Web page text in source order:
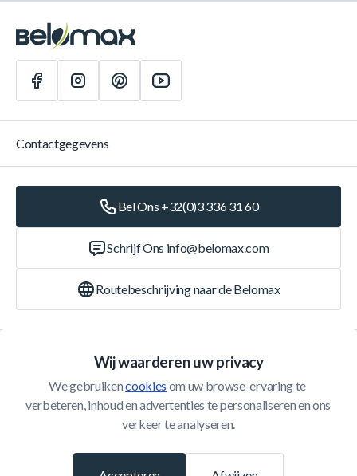
Wij waarderen uw privacy
We gebruiken cookies om uw browse-ervaring te
verbeteren, inhoud en advertenties te personaliseren en ons
verkeer te analyseren.
Klantenservice
Contactgegevens
Bel Ons +32(0)3 336 31 60
Schrijf Ons info@belomax.com
Routebeschrijving naar de Belomax